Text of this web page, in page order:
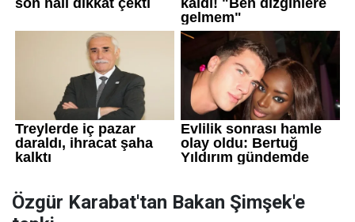
Özgür Karabat'tan Bakan Şimşek'e